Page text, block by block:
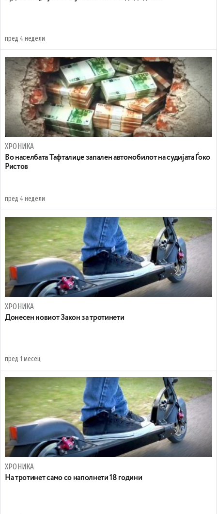
пред 4 недели
ХРОНИКА
Во населбата Тафталиџе запален автомобилот на судијата Ѓоко
Ристов
пред 4 недели
ХРОНИКА
Донесен новиот Закон за тротинети
пред 1 месец
ХРОНИКА
На тротинет само со наполнети 18 години